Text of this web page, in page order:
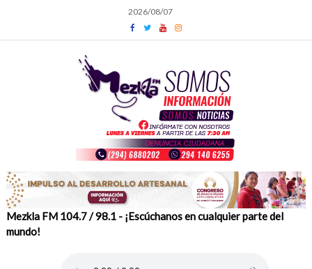
content
2026/08/07
Mezkla FM 104.7 / 98.1 - ¡Escúchanos en cualquier parte del
mundo!